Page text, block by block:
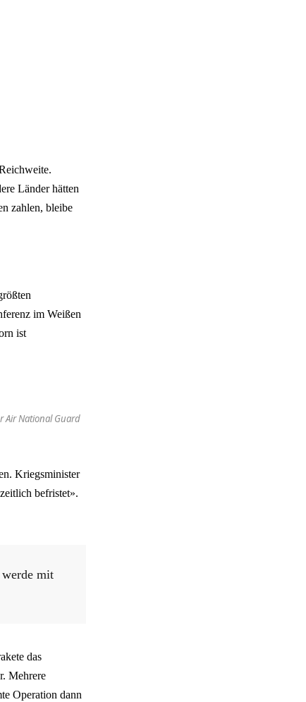
Länder hätten
zahlen, bleibe
im Weißen
ist
Air National Guard
Kriegsminister
befristet».
werde mit
das
Mehrere
Operation dann